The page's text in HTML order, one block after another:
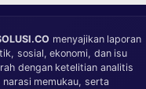
menyajikan laporan
sosial, ekonomi, dan isu
dengan ketelitian analitis
narasi memukau, serta